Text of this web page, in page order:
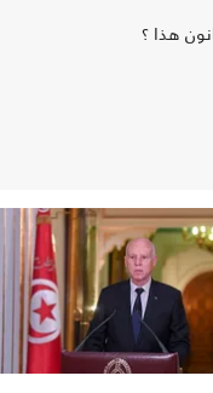
هذا ؟